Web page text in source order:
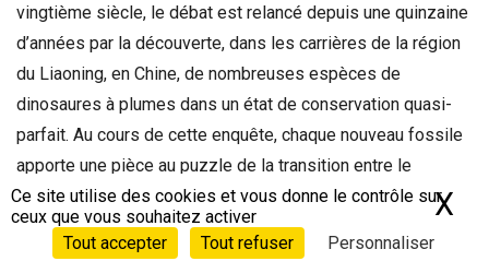
vingtième siècle, le débat est relancé depuis une quinzaine
d’années par la découverte, dans les carrières de la région
du Liaoning, en Chine, de nombreuses espèces de
dinosaures à plumes dans un état de conservation quasi-
parfait. Au cours de cette enquête, chaque nouveau fossile
apporte une pièce au puzzle de la transition entre le
dinosaure et l’oiseau. Paléontologie, évolution et
construction d’une théorie scientifique sont autant de sujets
illustrés dans le film par de nombreuses scènes
Ce site utilise des cookies et vous donne le contrôle sur
ceux que vous souhaitez activer
Tout accepter
Tout refuser Personnaliser
X